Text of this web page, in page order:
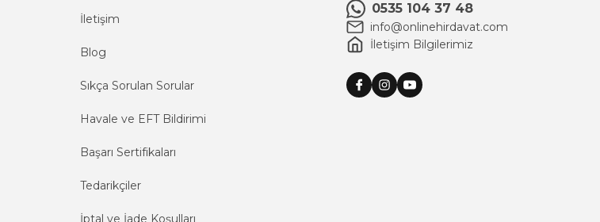
İletişim
Blog
Sıkça Sorulan Sorular
Havale ve EFT Bildirimi
Başarı Sertifikaları
Tedarikçiler
İptal ve İade Koşulları
0535 104 37 48
info@onlinehirdavat.com
İletişim Bilgilerimiz